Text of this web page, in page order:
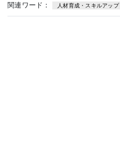
関連ワード： 人材育成・スキルアップ